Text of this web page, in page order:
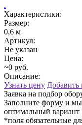
.
Характеристики:
Размер:
0,6 м
Артикул:
Не указан
Цена:
~0 руб.
Описание:
Узнать цену Добавить
Заявка на подбор
Заполните форму и
оптимальный
*поля обязательные